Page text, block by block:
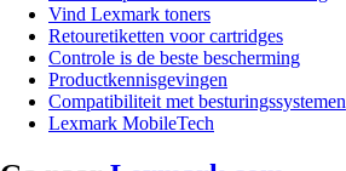
Vind Lexmark toners
Retouretiketten voor cartridges
Controle is de beste bescherming
Productkennisgevingen
Compatibiliteit met besturingssystemen
Lexmark MobileTech